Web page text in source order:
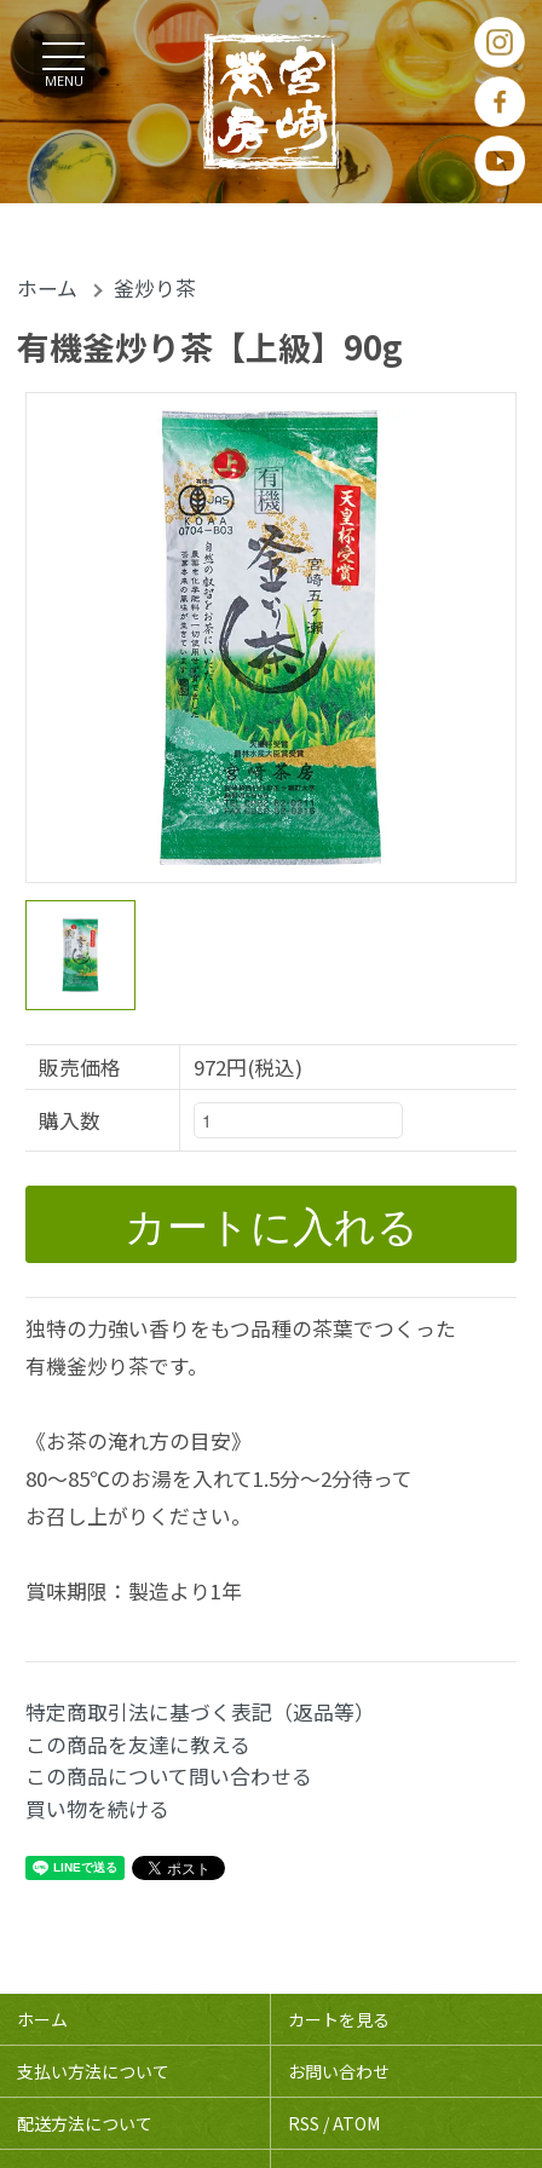
MENU
ホーム 釜炒り茶
有機釜炒り茶【上級】90g
販売価格
972円(税込)
購入数
カートに入れる
独特の力強い香りをもつ品種の茶葉でつくった
有機釜炒り茶です。
《お茶の淹れ方の目安》
80～85℃のお湯を入れて1.5分～2分待って
お召し上がりください。
賞味期限：製造より1年
特定商取引法に基づく表記（返品等）
この商品を友達に教える
この商品について問い合わせる
買い物を続ける
ホーム
支払い方法について
配送方法について
カートを見る
お問い合わせ
RSS /ATOM